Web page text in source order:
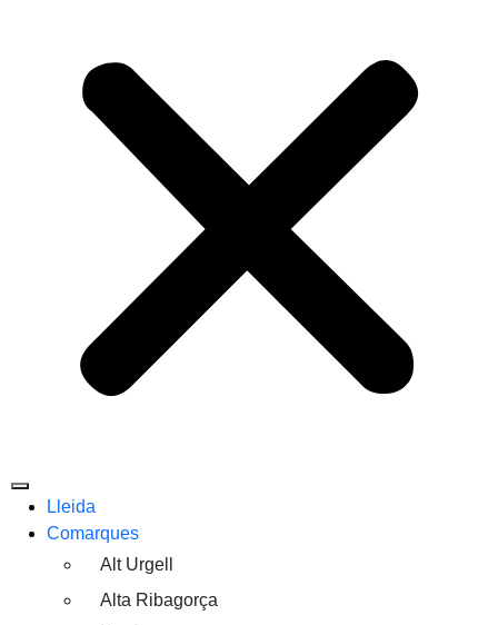
Lleida
Comarques
Alt Urgell
Alta Ribagorça